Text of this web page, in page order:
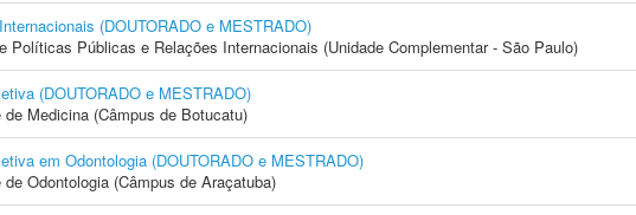
(DOUTORADO e MESTRADO)
Políticas Públicas e Relações Internacionais (Unidade Complementar - São Paulo)
(DOUTORADO e MESTRADO)
de Medicina (Câmpus de Botucatu)
em Odontologia (DOUTORADO e MESTRADO)
de Odontologia (Câmpus de Araçatuba)